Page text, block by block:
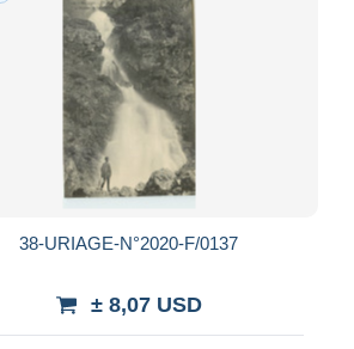
38-URIAGE-N°2020-F/0137
± 8,07 USD